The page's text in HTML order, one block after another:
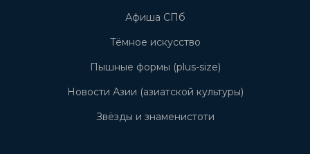
Афиша СПб
Тёмное искусство
Пышные формы (plus-size)
Новости Азии (азиатской культуры)
Звёзды и знаменистоти